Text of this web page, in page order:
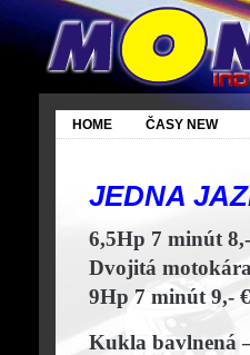
HOME ČASY NEW
JEDNA
6,5Hp 7 minút
Dvojitá
9Hp 7 minút 9,- €
Kukla bavlnená